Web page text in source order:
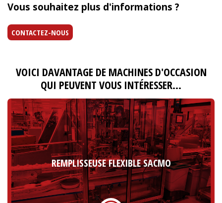
Vous souhaitez plus d'informations ?
CONTACTEZ-NOUS
VOICI DAVANTAGE DE MACHINES D'OCCASION
QUI PEUVENT VOUS INTÉRESSER…
REMPLISSEUSE FLEXIBLE SACMO